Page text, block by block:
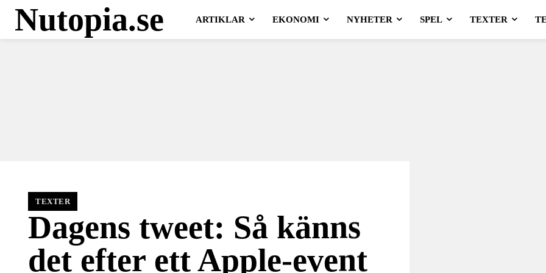
Nutopia.se ARTIKLAR EKONOMI NYHETER SPEL TEXTER
TEXTER
Dagens tweet: Så känns
det efter ett Apple-event